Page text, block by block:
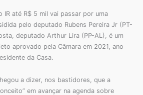
IR até R$ 5 mil vai passar por uma
pelo deputado Rubens Pereira Jr (PT-
deputado Arthur Lira (PP-AL), é um
aprovado pela Câmara em 2021, ano
da Casa.
a dizer, nos bastidores, que a
em avançar na agenda sobre